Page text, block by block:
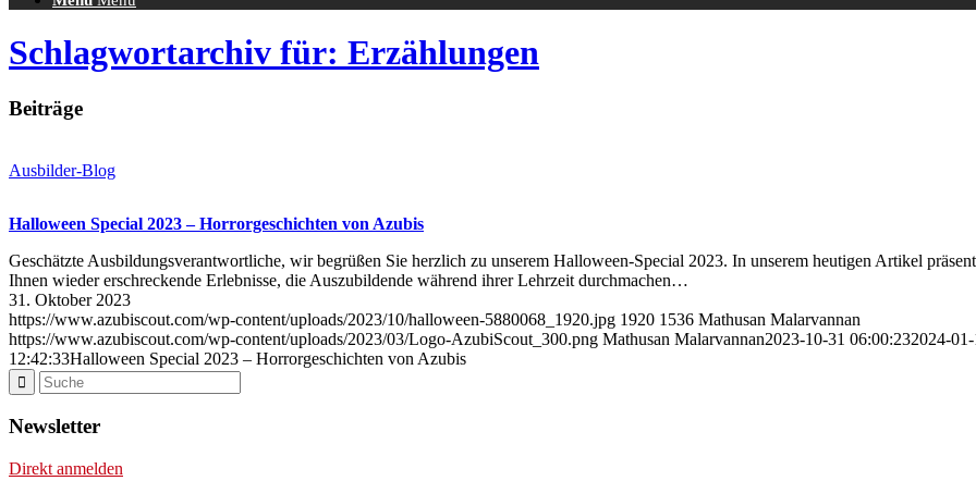
Schlagwortarchiv für: Erzählungen
Beiträge
Ausbilder-Blog
Halloween Special 2023 – Horrorgeschichten von Azubis
Geschätzte Ausbildungsverantwortliche, wir begrüßen Sie herzlich zu unserem Halloween-Special 2023. In unserem heutigen Artikel
Ihnen wieder erschreckende Erlebnisse, die Auszubildende während ihrer Lehrzeit durchmachen…
31. Oktober 2023
https://www.azubiscout.com/wp-content/uploads/2023/10/halloween-5880068_1920.jpg 1920 1536 Mathusan Malarvannan
https://www.azubiscout.com/wp-content/uploads/2023/03/Logo-AzubiScout_300.png Mathusan Malarvannan2023-10-31 06:00:232024-
12:42:33Halloween Special 2023 – Horrorgeschichten von Azubis
Newsletter
Direkt anmelden